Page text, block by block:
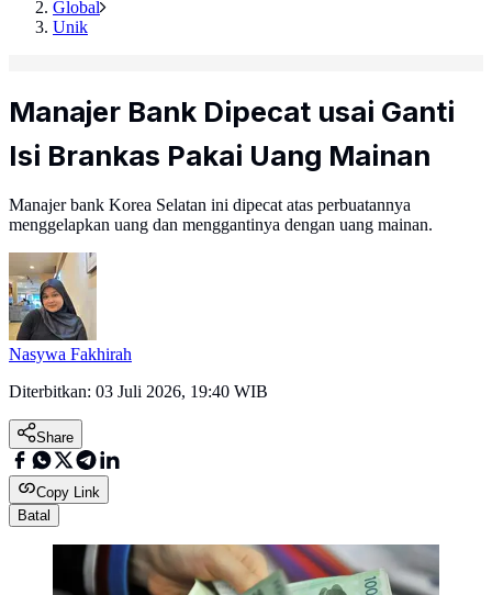
Global
Unik
Manajer Bank Dipecat usai Ganti
Isi Brankas Pakai Uang Mainan
Manajer bank Korea Selatan ini dipecat atas perbuatannya
menggelapkan uang dan menggantinya dengan uang mainan.
Nasywa Fakhirah
Diterbitkan: 03 Juli 2026, 19:40 WIB
Share
Copy Link
Batal